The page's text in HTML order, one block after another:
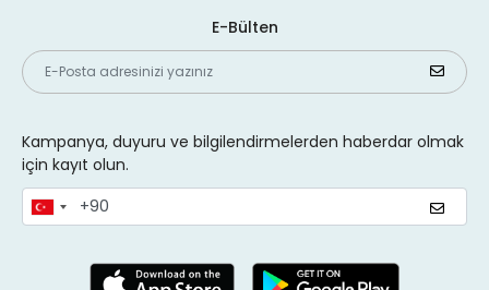
E-Bülten
Kampanya, duyuru ve bilgilendirmelerden haberdar olmak
için kayıt olun.